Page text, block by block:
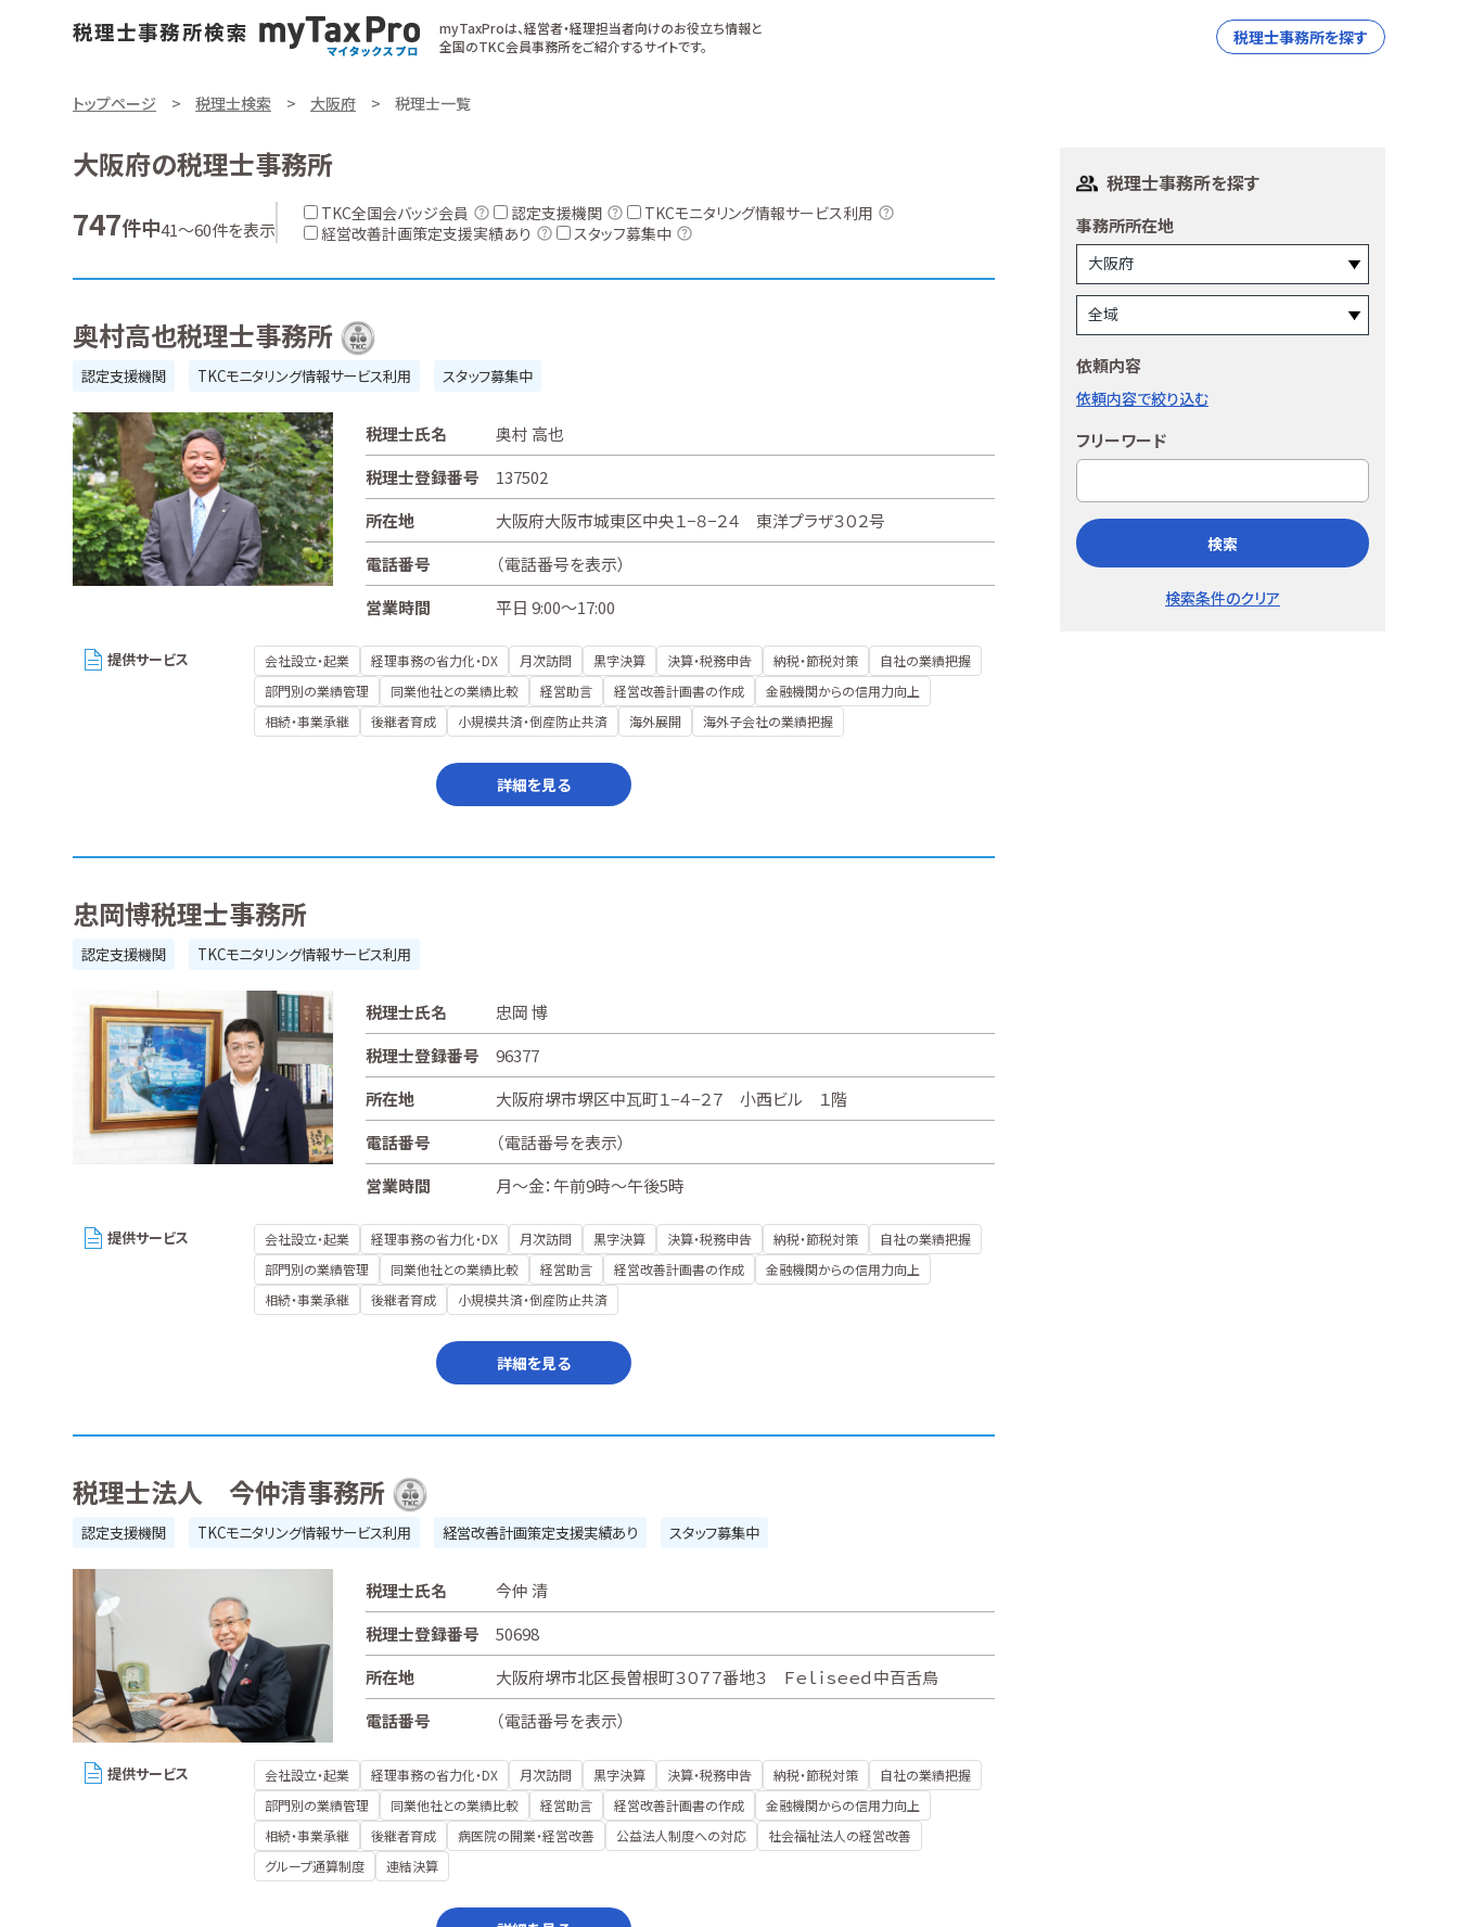
myTaxProは、経営者・経理担当者向けのお役立ち情報と
全国のTKC会員事務所をご紹介するサイトです。
税理士事務所を探す
トップページ 税理士検索 大阪府 税理士一覧
大阪府の税理士事務所
747件中41～60件を表示
TKC全国会バッジ会員 認定支援機関
TKCモニタリング情報サービス利用
経営改善計画策定支援実績あり
スタッフ募集中
奥村高也税理士事務所
認定支援機関 TKCモニタリング情報サービス利用 スタッフ募集中
税理士氏名
奥村 高也
税理士登録番号
137502
所在地
大阪府大阪市城東区中央１−８−２４ 東洋プラザ３０２号
電話番号
（電話番号を表示）
営業時間
平日 9:00～17:00
提供サービス 会社設立・起業 経理事務の省力化・DX 月次訪問 黒字決算 決算・税務申告 納税・節税対策
自社の業績把握
部門別の業績管理
同業他社との業績比較 経営助言 経営改善計画書の作成
金融機関からの信用力向上
相続・事業承継
後継者育成 小規模共済・倒産防止共済 海外展開 海外子会社の業績把握
詳細を見る
忠岡博税理士事務所
認定支援機関 TKCモニタリング情報サービス利用
税理士氏名
忠岡 博
税理士登録番号
96377
所在地
大阪府堺市堺区中瓦町１−４−２７ 小西ビル １階
電話番号
（電話番号を表示）
営業時間
月～金：午前9時～午後5時
提供サービス 会社設立・起業 経理事務の省力化・DX 月次訪問 黒字決算 決算・税務申告 納税・節税対策
自社の業績把握
部門別の業績管理
同業他社との業績比較 経営助言 経営改善計画書の作成
金融機関からの信用力向上
相続・事業承継
後継者育成 小規模共済・倒産防止共済
詳細を見る
税理士法人 今仲清事務所
認定支援機関 TKCモニタリング情報サービス利用 経営改善計画策定支援実績あり スタッフ募集中
税理士氏名
今仲 清
税理士登録番号
50698
所在地
大阪府堺市北区長曽根町３０７７番地３ Ｆｅｌｉｓｅｅｄ中百舌鳥
電話番号
（電話番号を表示）
提供サービス 会社設立・起業 経理事務の省力化・DX 月次訪問 黒字決算 決算・税務申告 納税・節税対策
自社の業績把握
部門別の業績管理
同業他社との業績比較 経営助言 経営改善計画書の作成
金融機関からの信用力向上
相続・事業承継
後継者育成 病医院の開業・経営改善 公益法人制度への対応
社会福祉法人の経営改善
グループ通算制度
連結決算
税理士事務所を探す
事務所所在地
依頼内容
依頼内容で絞り込む
フリーワード
検索
検索条件のクリア